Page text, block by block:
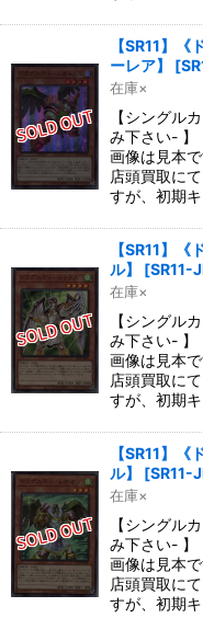
【SR11】
ーレア】
[
在庫×
【シングル
み下さい- 】
画像は見本
店頭買取に
すが、初期
【SR11】
ル】
[SR11-
在庫×
【シングル
み下さい- 】
画像は見本
店頭買取に
すが、初期
【SR11】
ル】
[SR11-
在庫×
【シングル
み下さい- 】
画像は見本
店頭買取に
すが、初期